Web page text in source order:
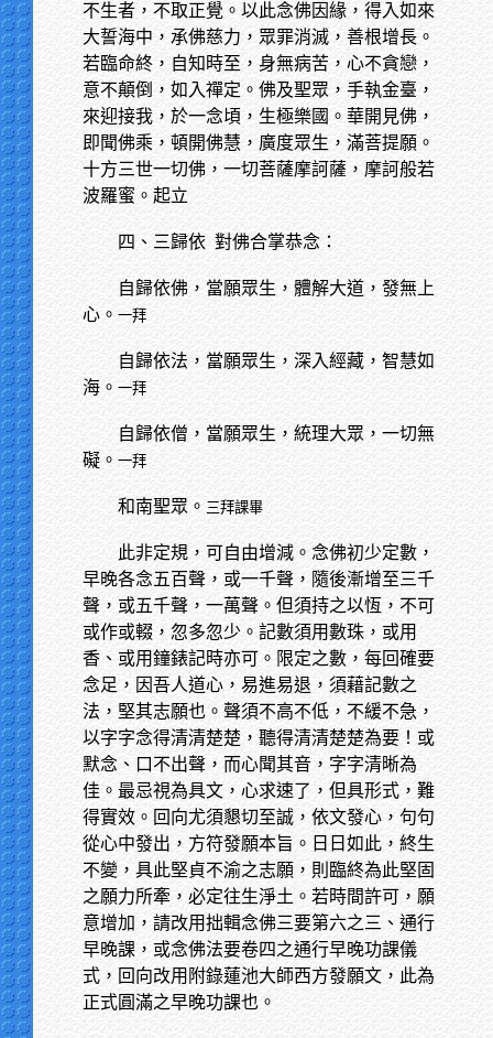
不生者，不取正覺。以此念佛因緣，得入如來
大誓海中，承佛慈力，眾罪消滅，善根增長。
若臨命終，自知時至，身無病苦，心不貪戀，
意不顛倒，如入禪定。佛及聖眾，手執金臺，
來迎接我，於一念頃，生極樂國。華開見佛，
即聞佛乘，頓開佛慧，廣度眾生，滿菩提願。
十方三世一切佛，一切菩薩摩訶薩，摩訶般若
波羅蜜。起立
四、三歸依 對佛合掌恭念：
自歸依佛，當願眾生，體解大道，發無上
心。 一拜
自歸依法，當願眾生，深入經藏，智慧如
海。 一拜
自歸依僧，當願眾生，統理大眾，一切無
礙。 一拜
和南聖眾。 三拜課畢
此非定規，可自由增減。念佛初少定數，
早晚各念五百聲，或一千聲，隨後漸增至三千
聲，或五千聲，一萬聲。但須持之以恆，不可
或作或輟，忽多忽少。記數須用數珠，或用
香、或用鐘錶記時亦可。限定之數，每回確要
念足，因吾人道心，易進易退，須藉記數之
法，堅其志願也。聲須不高不低，不緩不急，
以字字念得清清楚楚，聽得清清楚楚為要！或
默念、口不出聲，而心聞其音，字字清晰為
佳。最忌視為具文，心求速了，但具形式，難
得實效。回向尤須懇切至誠，依文發心，句句
從心中發出，方符發願本旨。日日如此，終生
不變，具此堅貞不渝之志願，則臨終為此堅固
之願力所牽，必定往生淨土。若時間許可，願
意增加，請改用拙輯念佛三要第六之三、通行
早晚課，或念佛法要卷四之通行早晚功課儀
式，回向改用附錄蓮池大師西方發願文，此為
正式圓滿之早晚功課也。